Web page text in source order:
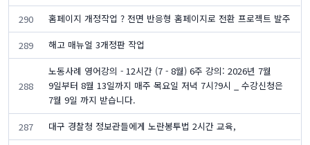
290 홈페이지 개정작업 ? 전면 반응형 홈페이지로 전환 프로젝트 발주
289 해고 매뉴얼 3개정판 작업
288
노동사례 영어강의 - 12시간 (7 - 8월) 6주 강의: 2026년 7월
9일부터 8월 13일까지 매주 목요일 저녁 7시?9시 _ 수강신청은
7월 9일 까지 받습니다.
287 대구 경찰청 정보관들에게 노란봉투법 2시간 교육,